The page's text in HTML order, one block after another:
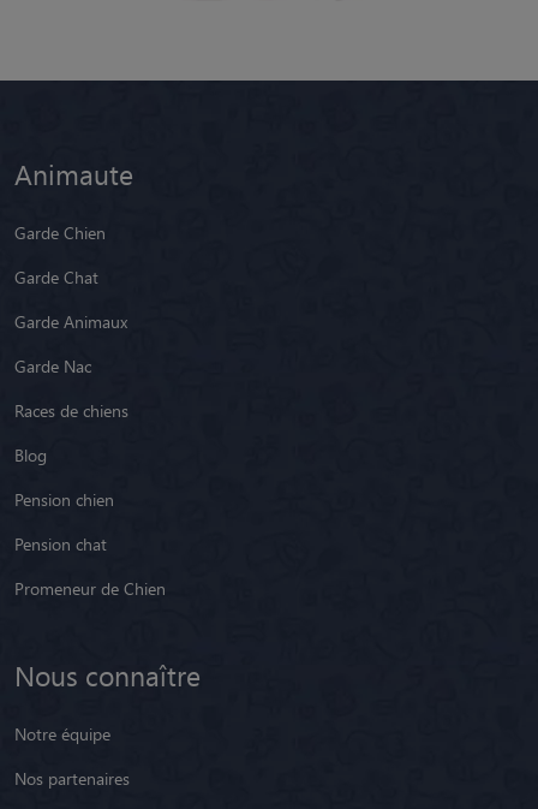
Animaute
Garde Chien
Garde Chat
Garde Animaux
Garde Nac
Races de chiens
Blog
Pension chien
Pension chat
Promeneur de Chien
Nous connaître
Notre équipe
Nos partenaires